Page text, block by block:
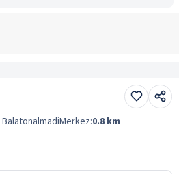
BalatonalmadiMerkez:0.8 km